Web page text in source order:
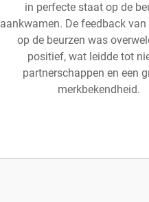
in perfecte staat op de
aankwamen. De feedback van
op de beurzen was
positief, wat leidde tot
partnerschappen en een
merkbekendheid.